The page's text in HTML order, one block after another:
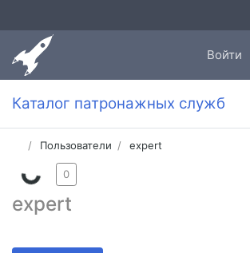
Войти
Каталог патронажных служб
Пользователи expert
expert
0